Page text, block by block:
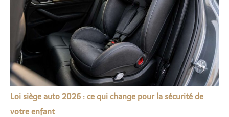
Loi siège auto 2026 : ce qui change pour la sécurité de
votre enfant